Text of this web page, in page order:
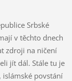
Srbské
v těchto dnech
zdroji na ničení
jít dál. Stále tu je
islámské povstání